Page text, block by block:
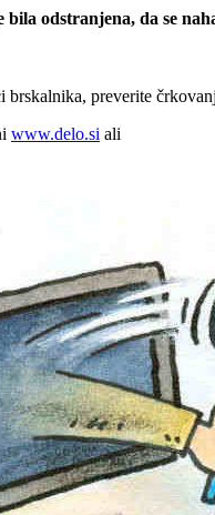
odstranjena, da se
brskalnika, preverite
www.delo.si ali